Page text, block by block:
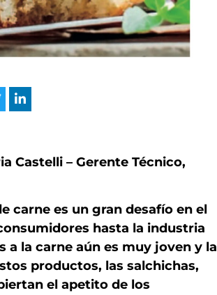
Castelli – Gerente Técnico,
carne es un gran desafío en el
hasta la industria
a la carne aún es muy joven y la
productos, las salchichas,
el apetito de los